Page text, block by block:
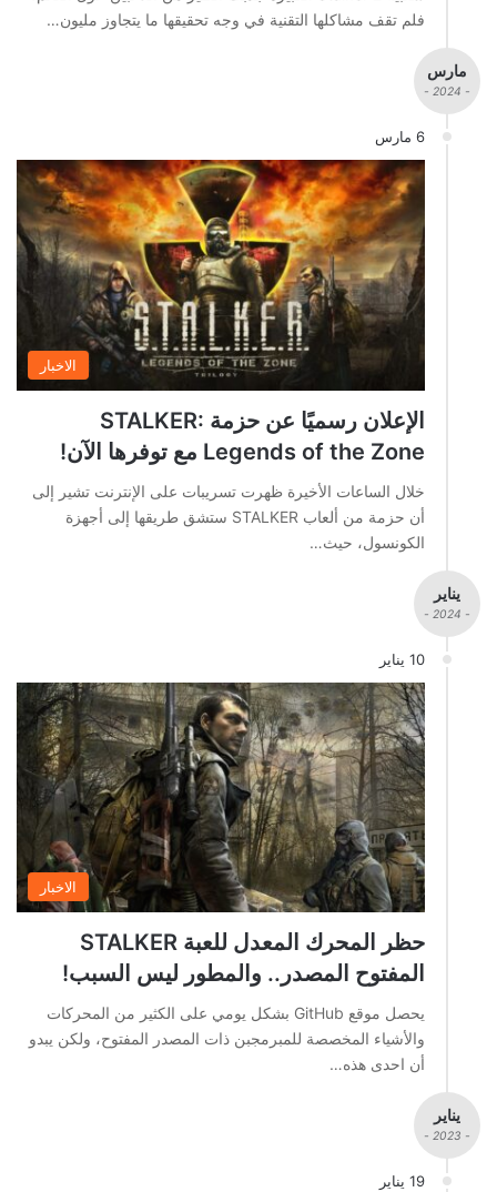
فلم تقف مشاكلها التقنية في وجه تحقيقها ما يتجاوز مليون…
مارس
- 2024 -
6 مارس
الاخبار
الإعلان رسميًا عن حزمة STALKER:
Legends of the Zone مع توفرها الآن!
خلال الساعات الأخيرة ظهرت تسريبات على الإنترنت تشير إلى
أن حزمة من ألعاب STALKER ستشق طريقها إلى أجهزة
الكونسول، حيث…
يناير
- 2024 -
10 يناير
الاخبار
حظر المحرك المعدل للعبة STALKER
المفتوح المصدر.. والمطور ليس السبب!
يحصل موقع GitHub بشكل يومي على الكثير من المحركات
والأشياء المخصصة للمبرمجبن ذات المصدر المفتوح، ولكن يبدو
أن احدى هذه…
يناير
- 2023 -
19 يناير